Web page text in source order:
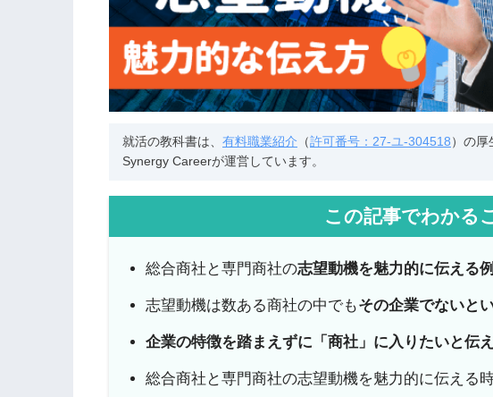
就活の教科書は、 有料職業紹介 （許可番号：27-ユ-304518 ）の厚
Synergy Careerが運営しています。
この記事でわかる
総合商社と専門商社の志望動機を魅力的に伝える
志望動機は数ある商社の中でもその企業でないと
企業の特徴を踏まえずに「商社」に入りたいと伝
総合商社と専門商社の志望動機を魅力的に伝える